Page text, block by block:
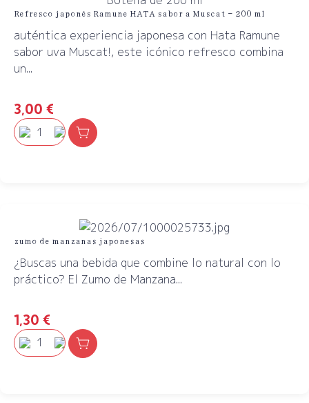
Refresco japonés Ramune HATA sabor a Muscat – 200 ml
auténtica experiencia japonesa con Hata Ramune
sabor uva Muscat!, este icónico refresco combina
un...
3,00 €
zumo de manzanas japonesas
¿Buscas una bebida que combine lo natural con lo
práctico? El Zumo de Manzana...
1,30 €